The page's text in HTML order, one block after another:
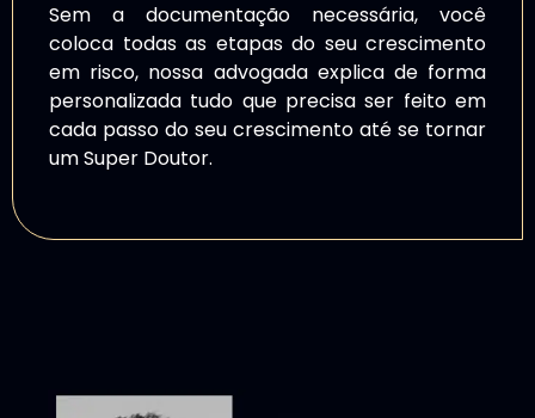
Sem a documentação necessária, você
coloca todas as etapas do seu crescimento
em risco, nossa advogada explica de forma
personalizada tudo que precisa ser feito em
cada passo do seu crescimento até se tornar
um Super Doutor.